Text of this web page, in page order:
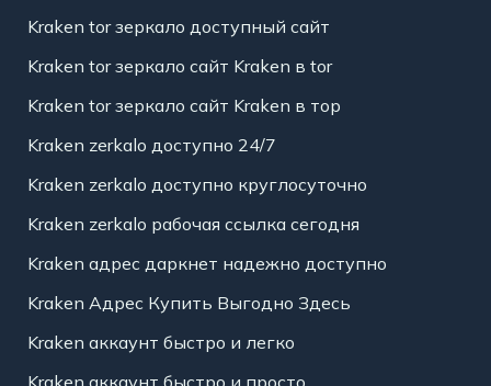
Kraken tor зеркало доступный сайт
Kraken tor зеркало сайт Kraken в tor
Kraken tor зеркало сайт Kraken в тор
Kraken zerkalo доступно 24/7
Kraken zerkalo доступно круглосуточно
Kraken zerkalo рабочая ссылка сегодня
Kraken адрес даркнет надежно доступно
Kraken Адрес Купить Выгодно Здесь
Kraken аккаунт быстро и легко